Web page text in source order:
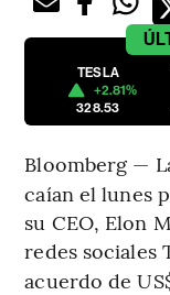
TESLA
+2.81%
328.53
Bloomberg —
caían el lunes
su CEO, Elon
redes sociales
acuerdo de